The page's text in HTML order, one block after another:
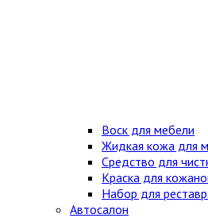
Воск для мебели
Жидкая кожа для
Средство для
Краска для
Набор для
Автосалон